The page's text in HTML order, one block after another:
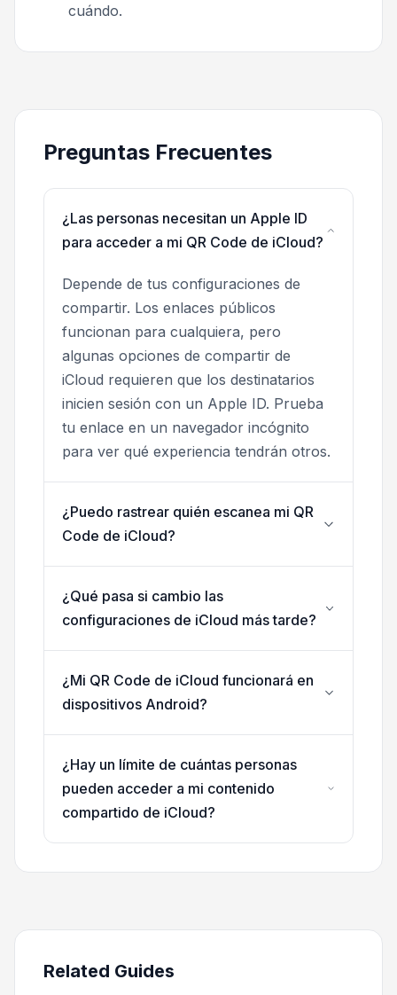
cuándo.
Preguntas Frecuentes
¿Las personas necesitan un Apple ID
para acceder a mi QR Code de iCloud?
Depende de tus configuraciones de
compartir. Los enlaces públicos
funcionan para cualquiera, pero
algunas opciones de compartir de
iCloud requieren que los destinatarios
inicien sesión con un Apple ID. Prueba
tu enlace en un navegador incógnito
para ver qué experiencia tendrán otros.
¿Puedo rastrear quién escanea mi QR
Code de iCloud?
¿Qué pasa si cambio las
configuraciones de iCloud más tarde?
¿Mi QR Code de iCloud funcionará en
dispositivos Android?
¿Hay un límite de cuántas personas
pueden acceder a mi contenido
compartido de iCloud?
Related Guides